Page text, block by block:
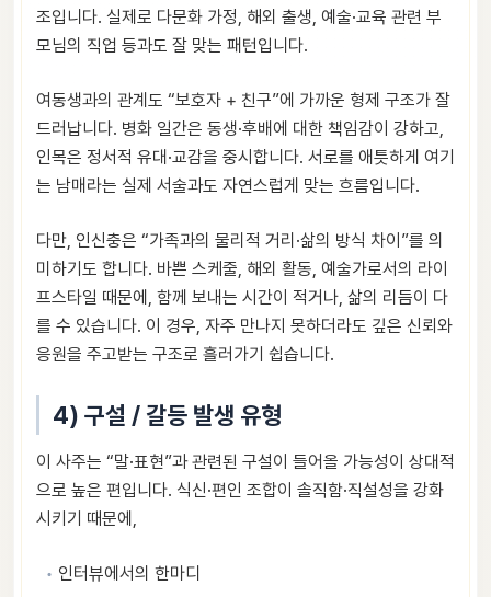
조입니다. 실제로 다문화 가정, 해외 출생, 예술·교육 관련 부
모님의 직업 등과도 잘 맞는 패턴입니다.
여동생과의 관계도 “보호자 + 친구”에 가까운 형제 구조가 잘
드러납니다. 병화 일간은 동생·후배에 대한 책임감이 강하고,
인목은 정서적 유대·교감을 중시합니다. 서로를 애틋하게 여기
는 남매라는 실제 서술과도 자연스럽게 맞는 흐름입니다.
다만, 인신충은 “가족과의 물리적 거리·삶의 방식 차이”를 의
미하기도 합니다. 바쁜 스케줄, 해외 활동, 예술가로서의 라이
프스타일 때문에, 함께 보내는 시간이 적거나, 삶의 리듬이 다
를 수 있습니다. 이 경우, 자주 만나지 못하더라도 깊은 신뢰와
응원을 주고받는 구조로 흘러가기 쉽습니다.
4) 구설 / 갈등 발생 유형
이 사주는 “말·표현”과 관련된 구설이 들어올 가능성이 상대적
으로 높은 편입니다. 식신·편인 조합이 솔직함·직설성을 강화
시키기 때문에,
인터뷰에서의 한마디